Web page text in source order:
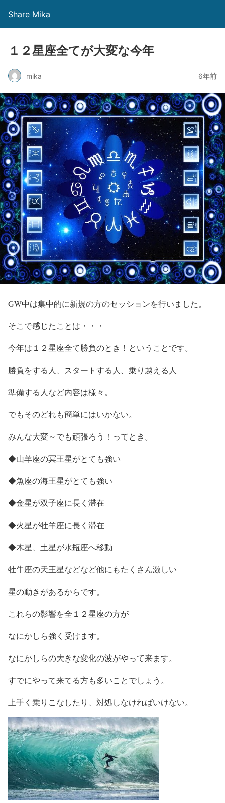
Share Mika
１２星座全てが大変な今年
mika 6年前
GW中は集中的に新規の方のセッションを行いました。
そこで感じたことは・・・
今年は１２星座全て勝負のとき！ということです。
勝負をする人、スタートする人、乗り越える人
準備する人など内容は様々。
でもそのどれも簡単にはいかない。
みんな大変～でも頑張ろう！ってとき。
◆山羊座の冥王星がとても強い
◆魚座の海王星がとても強い
◆金星が双子座に長く滞在
◆火星が牡羊座に長く滞在
◆木星、土星が水瓶座へ移動
牡牛座の天王星などなど他にもたくさん激しい
星の動きがあるからです。
これらの影響を全１２星座の方が
なにかしら強く受けます。
なにかしらの大きな変化の波がやって来ます。
すでにやって来てる方も多いことでしょう。
上手く乗りこなしたり、対処しなければいけない。